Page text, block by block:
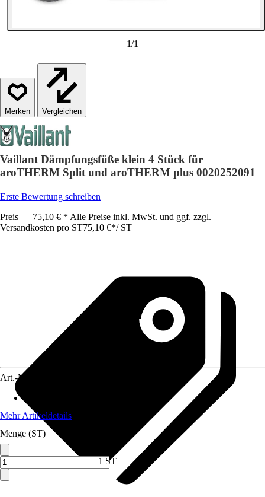
1/1
Vergleichen
Vaillant Dämpfungsfüße klein 4 Stück für
aroTHERM Split und aroTHERM plus 0020252091
Erste Bewertung schreiben
Preis — 75,10 € * Alle Preise inkl. MwSt. und ggf. zzgl.
Versandkosten pro ST75,10 €*/ ST
Art.-Nr.
Mehr Artikeldetails
Menge (ST)
1 ST